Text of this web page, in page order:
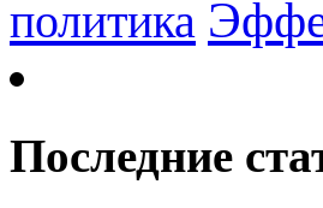
политика
Последние